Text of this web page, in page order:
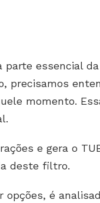
parte essencial
precisamos
momento.
e gera o
deste filtro.
opções, é